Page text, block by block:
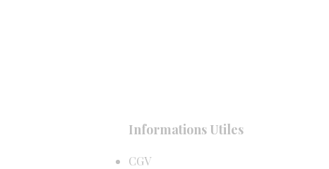
Informations Utiles
CGV